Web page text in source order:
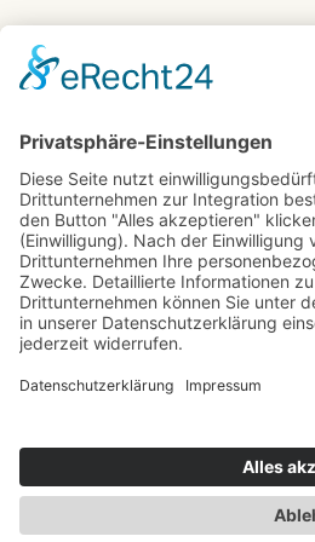
DATENSCHUTZERKLÄRUNG
Links mit einem Sternchen (*) sind
Link anklickst und im Partner-Shop
Provision. Für dich entstehen
© 2026